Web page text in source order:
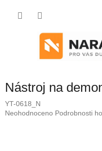
Nástroj na
YT-0618_N
Průměrné
Neohodnoceno Podrobnosti